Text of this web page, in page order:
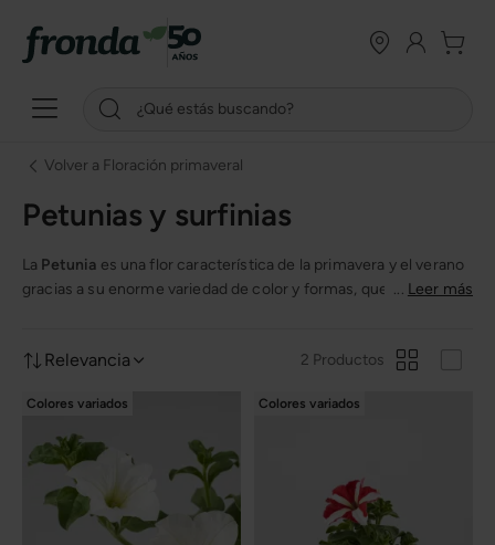
Volver a Floración primaveral
Petunias y surfinias
La Petunia es una flor característica de la primavera y el verano
gracias a su enorme variedad de color y formas, que además
atractiva en tu terraza o jardín.
... Leer más
Relevancia 2 Productos
Colores variados Colores variados